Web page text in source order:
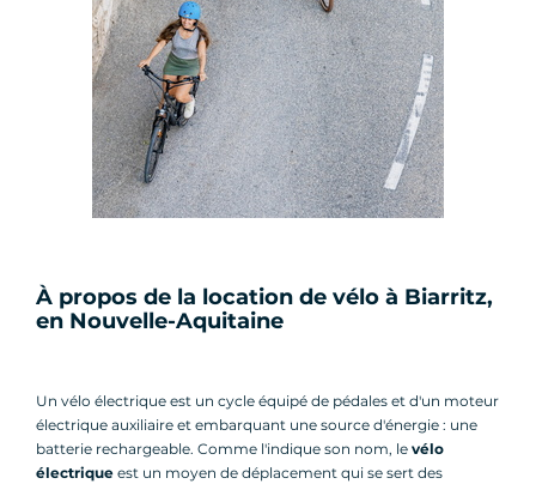
À propos de la location de vélo à Biarritz,
en Nouvelle-Aquitaine
Un vélo électrique est un cycle équipé de pédales et d'un moteur
électrique auxiliaire et embarquant une source d'énergie : une
batterie rechargeable. Comme l'indique son nom, le vélo
électrique est un moyen de déplacement qui se sert des